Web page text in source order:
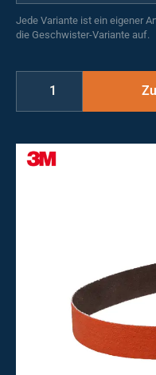
Jede Variante ist ein eigener
die Geschwister-Variante auf.